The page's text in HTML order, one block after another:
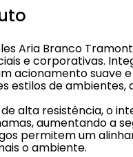
Aria Branco
e corporativas.
acionamento suave
estilos de ambientes,
alta resistência, o
aumentando a
permitem um
o ambiente.